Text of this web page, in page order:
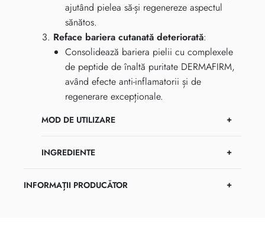
ajutând pielea să-și regenereze aspectul
sănătos.
Reface bariera cutanată deteriorată:
Consolidează bariera pielii cu complexele
de peptide de înaltă puritate DERMAFIRM,
având efecte anti-inflamatorii și de
regenerare excepționale.
MOD DE UTILIZARE
INGREDIENTE
INFORMAȚII PRODUCĂTOR